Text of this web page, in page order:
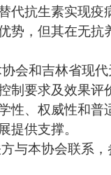
抗生素实现疫
势，但其在无抗
会和吉林省现
制要求及效果评
性、权威性和普
提供支撑。
与本协会联系，